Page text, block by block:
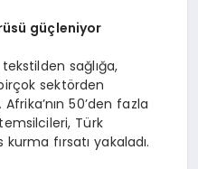
güçleniyor
sağlığa,
sektörden
50’den fazla
Türk
fırsatı yakaladı.